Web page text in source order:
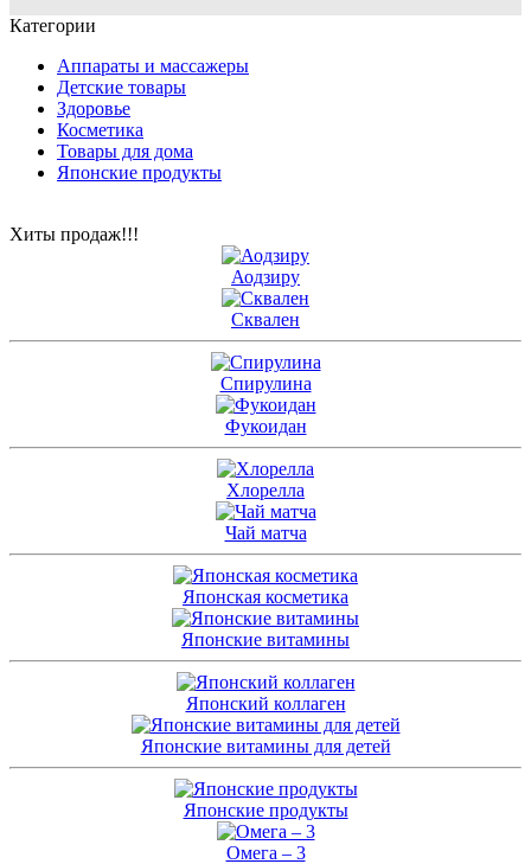
Категории
Аппараты и массажеры
Детские товары
Здоровье
Косметика
Товары для дома
Японские продукты
Хиты продаж!!!
Аодзиру
Сквален
Спирулина
Фукоидан
Хлорелла
Чай матча
Японская косметика
Японские витамины
Японский коллаген
Японские витамины для детей
Японские продукты
Омега – 3